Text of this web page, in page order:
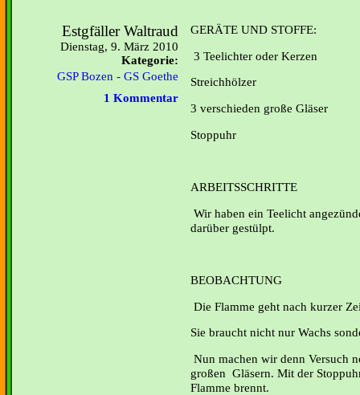
Estgfäller Waltraud
Dienstag, 9. März 2010
Kategorie:
GSP Bozen - GS Goethe
1 Kommentar
GERÄTE UND STOFFE:
3 Teelichter oder Kerzen
Streichhölzer
3 verschieden große Gläser
Stoppuhr
ARBEITSSCHRITTE
Wir haben ein Teelicht
darüber gestülpt.
BEOBACHTUNG
Die Flamme geht nach kurzer
Sie braucht nicht nur Wachs
Nun machen wir denn Versuch
großen Gläsern. Mit der
Flamme brennt.